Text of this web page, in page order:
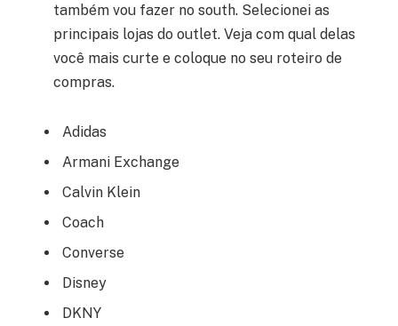
também vou fazer no south. Selecionei as
principais lojas do outlet. Veja com qual delas
você mais curte e coloque no seu roteiro de
compras.
Adidas
Armani Exchange
Calvin Klein
Coach
Converse
Disney
DKNY